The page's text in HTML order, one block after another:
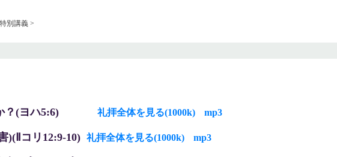
別講義 >
か？(ヨハ5:6) 礼拝全体を見る(1000k) mp3
)(Ⅱコリ12:9-10) 礼拝全体を見る(1000k) mp3